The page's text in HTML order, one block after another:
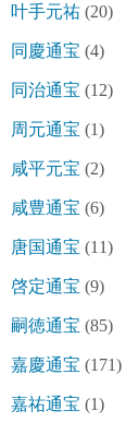
叶手元祐 (20)
同慶通宝 (4)
同治通宝 (12)
周元通宝 (1)
咸平元宝 (2)
咸豊通宝 (6)
唐国通宝 (11)
啓定通宝 (9)
嗣徳通宝 (85)
嘉慶通宝 (171)
嘉祐通宝 (1)